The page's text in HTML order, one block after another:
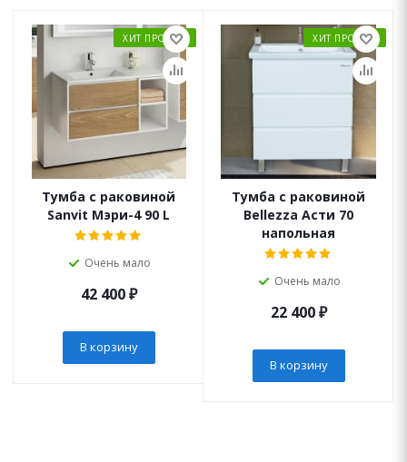
ХИТ ПРОДАЖ
Тумба с раковиной
Sanvit Мэри-4 90 L
Очень мало
42 400₽
В корзину
ХИТ ПРОДАЖ
Тумба с раковиной
Bellezza Асти 70
напольная
Очень мало
22 400₽
В корзину